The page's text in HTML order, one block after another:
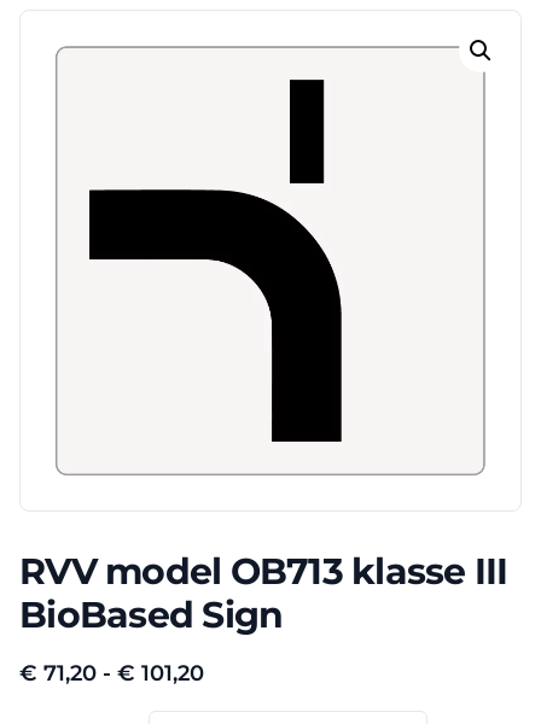
RVV model OB713 klasse III
BioBased Sign
€ 71,20 - € 101,20Prijsklasse:
€ 71,20